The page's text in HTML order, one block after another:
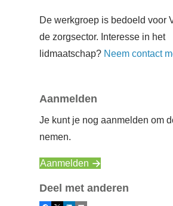
De werkgroep is bedoeld voor
de zorgsector. Interesse in het
lidmaatschap? Neem contact
Aanmelden
Je kunt je nog aanmelden om
nemen.
Aanmelden
Deel met anderen